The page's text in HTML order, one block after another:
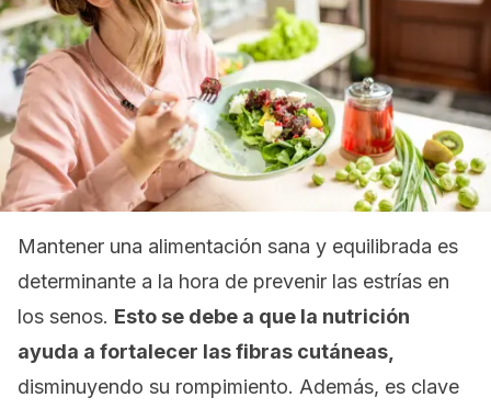
Mantener una alimentación sana y equilibrada es
determinante a la hora de prevenir las estrías en
los senos. Esto se debe a que la nutrición
ayuda a fortalecer las fibras cutáneas,
disminuyendo su rompimiento. Además, es clave